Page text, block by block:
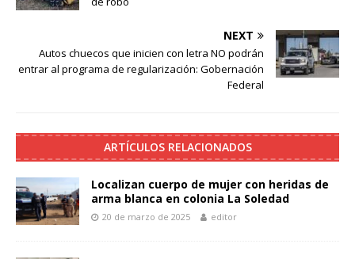
NEXT
Autos chuecos que inicien con letra NO podrán
entrar al programa de regularización: Gobernación
Federal
ARTÍCULOS RELACIONADOS
Localizan cuerpo de mujer con heridas de
arma blanca en colonia La Soledad
20 de marzo de 2025 editor